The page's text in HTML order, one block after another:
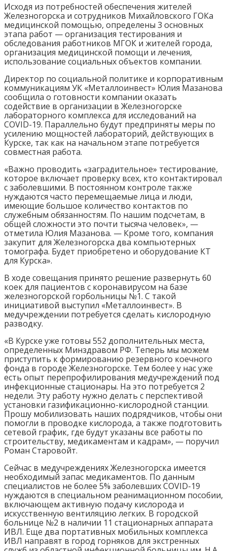
Исходя из потребностей обеспечения жителей
Железногорска и сотрудников Михайловского ГОКа
медицинской помощью, определены 3 основных
этапа работ — организация тестирования и
обследования работников МГОК и жителей города,
организация медицинской помощи и лечения,
использование социальных объектов компании.
Директор по социальной политике и корпоративным
коммуникациям УК «Металлоинвест» Юлия Мазанова
сообщила о готовности компании оказать
содействие в организации в Железногорске
лабораторного комплекса для исследований на
COVID-19. Параллельно будут предприняты меры по
усилению мощностей лабораторий, действующих в
Курске, так как на начальном этапе потребуется
совместная работа.
«Важно проводить «заградительное» тестирование,
которое включает проверку всех, кто контактировал
с заболевшими. В постоянном контроле также
нуждаются часто перемещаемые лица и люди,
имеющие большое количество контактов по
служебным обязанностям. По нашим подсчетам, в
общей сложности это почти тысяча человек», —
отметила Юлия Мазанова. — Кроме того, компания
закупит для Железногорска два компьютерных
томографа. Будет приобретено и оборудование КТ
для Курска».
В ходе совещания принято решение развернуть 60
коек для пациентов с коронавирусом на базе
железногорской горбольницы №1. С такой
инициативой выступил «Металлоинвест». В
медучреждении потребуется сделать кислородную
разводку.
«В Курске уже готовы 552 дополнительных места,
определенных Минздравом РФ. Теперь мы можем
приступить к формированию резервного коечного
фонда в городе Железногорске. Тем более у нас уже
есть опыт перепрофилирования медучреждений под
инфекционные стационары. На это потребуется 2
недели. Эту работу нужно делать с перспективой
установки газификационно-кислородной станции.
Прошу мобилизовать наших подрядчиков, чтобы они
помогли в проводке кислорода, а также подготовить
сетевой график, где будут указаны все работы по
строительству, медикаментам и кадрам», — поручил
Роман Старовойт.
Сейчас в медучреждениях Железногорска имеется
необходимый запас медикаментов. По данным
специалистов не более 5% заболевших COVID-19
нуждаются в специальном реанимационном пособии,
включающем активную подачу кислорода и
искусственную вентиляцию легких. В городской
больнице №2 в наличии 11 стационарных аппарата
ИВЛ. Еще два портативных мобильных комплекса
ИВЛ направят в город горняков для экстренных